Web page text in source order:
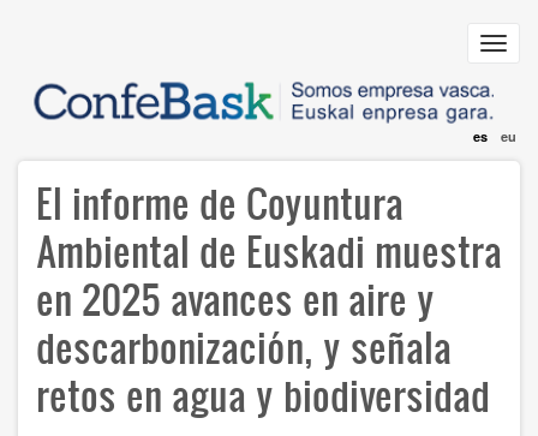
principal
es eu
El informe de Coyuntura
Ambiental de Euskadi muestra
en 2025 avances en aire y
descarbonización, y señala
retos en agua y biodiversidad